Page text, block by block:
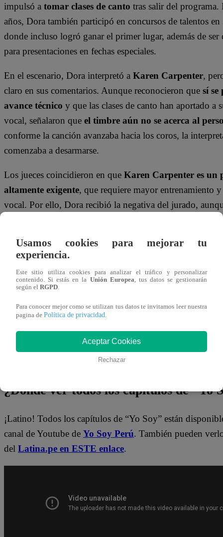
impulsó a tomar clases de canto tras salir del programa.
años, Dora también participó en concursos de talentos en
donde incluso logró ganar el primer lugar, además de ser
para presentaciones en fechas especiales.
En el escenario, Dora interpretó a Karen Carpenter,
claro en sus comentarios. Aunque reconocieron que sí se
avance técnico y que las clases de canto han aportado a
vocal, señalaron que el timbre aún no se acerca al
conforme la canción avanzaba hacia los coros, la
comenzaba a desarmarse.
Los jueces coincidieron en que Karen Carpenter es un
altamente exigente, que requiere mayor entrenamiento
vocal. Por ello, Dora recibió la negativa del jurado,
y que su progreso
Karen Carpenter? ¿O debería apostar por un nuevo
No te olvides de unirte a nuestro
¡No te pierdas de contenido y noticias
los talentos, obtén datos inéditos y noticias de última
https://whatsapp.com/channel/
¿Dónde ver todos los capítulos de “Yo
¡Latino! Todos los capítulos de “Yo Soy” están
canal de Youtube de Yo Soy Perú. También pueden
del Latina.pe en ESTE enlace.
Usamos cookies para mejorar tu
experiencia.
Este sitio utiliza cookies para analizar el tráfico y personalizar
contenido. Si estás en la Unión Europea , tus datos se gestionarán
según el RGPD
Para conocer mejor como se utilizan tus datos te invitamos leer nuestra
pagina de Política de privacidad
Aceptar Cookies
Rechazar